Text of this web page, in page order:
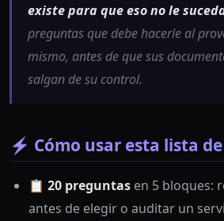
existe para que eso no le
preguntas que debe hacerle al
mismo, antes de que sus
salgan de su control.
⚡ Cómo usar esta lista
📋 20 preguntas en 5 bloques:
antes de elegir o auditar un